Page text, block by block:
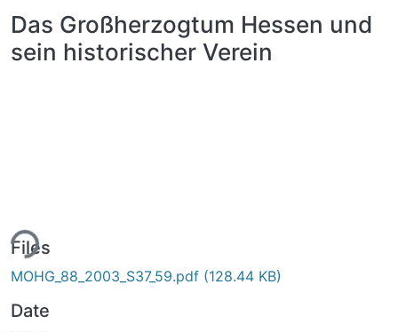
Das Großherzogtum Hessen und
sein historischer Verein
Files
MOHG_88_2003_S37_59.pdf (128.44 KB)
Date